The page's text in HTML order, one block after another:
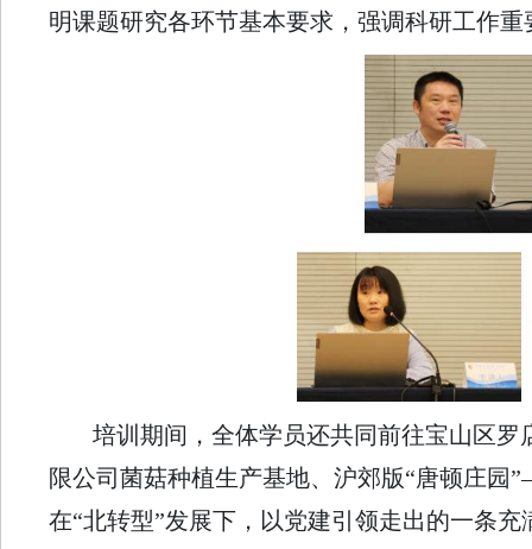
明课题研究各环节基本要求，强调科研工作
培训期间，全体学员还共同前往宝山区
限公司菌菇种植生产基地、沪郊版“唐顿庄
在“北转型”发展下，以党建引领走出的一条